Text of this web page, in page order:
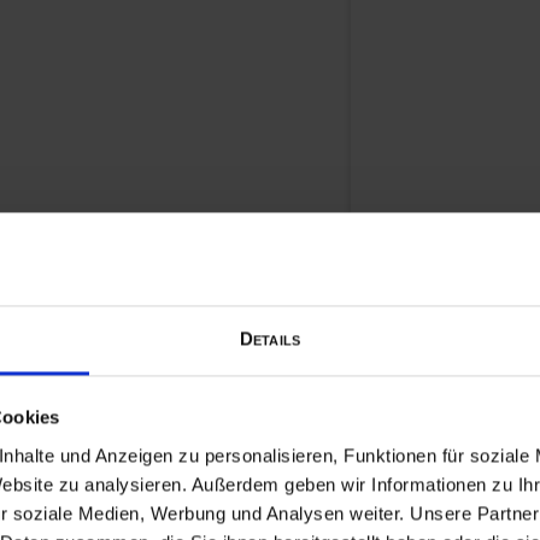
Details
und Anzeigen zu personalisieren, Funktionen für soziale
zu analysieren. Außerdem geben wir Informationen zu
soziale Medien, Werbung und Analysen weiter. Unsere
to
und Chieming.
Bernau und
Auch heuer
inklusive